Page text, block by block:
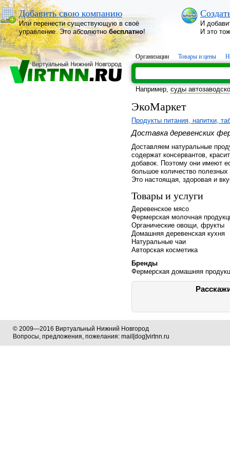
Добавить свою компанию
Или перенести существующую в своё
управление. Это абсолютнобесплатно!
И
И это
Организации Товары и цены
Например, суды
ЭкоМаркет
Продукты питания, напитки,
Доставка деревенских
Доставляем натуральные
содержат консервантов,
добавок. Поэтому они имеют
большое количество
Это настоящая, здоровая и
Товары и услуги
Деревенское мясо
Фермерская молочная
Органические овощи, фрукты
Домашняя деревенская кухня
Натуральные чаи
Авторская косметика
Бренды
Фермерская домашняя
© 2009—2016 Виртуальный Нижний Новгород
Вопросы, предложения, пожелания: mail[dog]virtnn.ru